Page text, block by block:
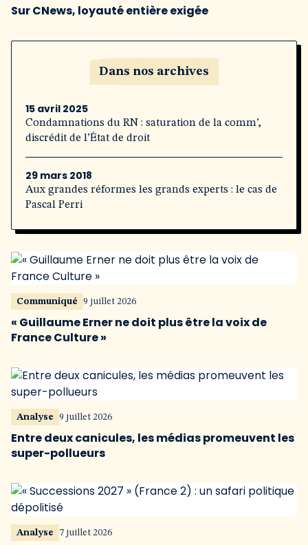
Sur CNews, loyauté entière exigée
Dans nos archives
15 avril 2025
Condamnations du RN : saturation de la comm’,
discrédit de l’État de droit
29 mars 2018
Aux grandes réformes les grands experts : le cas de
Pascal Perri
Communiqué 9 juillet 2026
« Guillaume Erner ne doit plus être la voix de
France Culture »
Analyse 9 juillet 2026
Entre deux canicules, les médias promeuvent les
super-pollueurs
Analyse 7 juillet 2026